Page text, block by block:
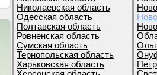
Николаевская область
Одесская область
Полтавская область
Ровненская область
Сумская область
Тернопольская область
Харьковская область